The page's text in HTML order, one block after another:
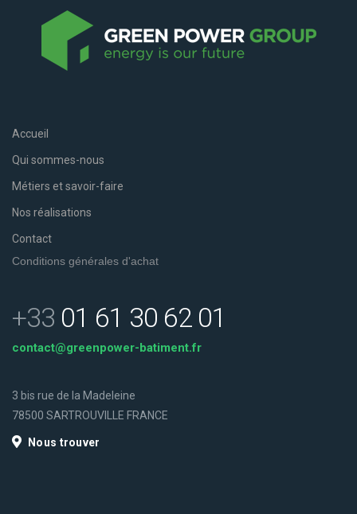
Accueil
Qui sommes-nous
Métiers et savoir-faire
Nos réalisations
Contact
Conditions générales d'achat
+33 01 61 30 62 01
contact@greenpower-batiment.fr
3 bis rue de la Madeleine
78500 SARTROUVILLE FRANCE
Nous trouver